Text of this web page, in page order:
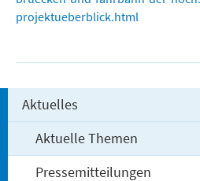
projektueberblick.html
Aktuelles
Aktuelle Themen
Pressemitteilungen